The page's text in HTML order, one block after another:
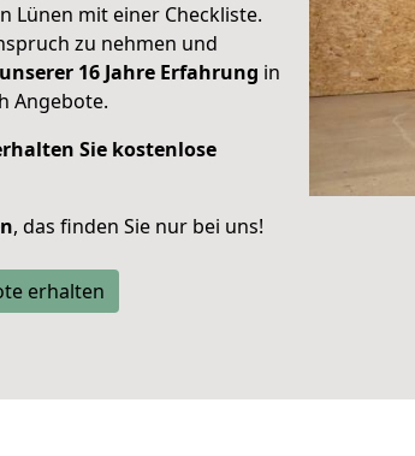
Lünen mit einer Checkliste.
zu nehmen und
16 Jahre Erfahrung in
Angebote.
Sie kostenlose
, das finden Sie nur bei uns!
erhalten